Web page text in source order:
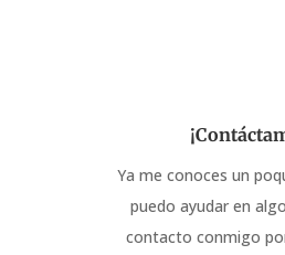
Ya me conoces un
puedo ayudar en
contacto conmigo